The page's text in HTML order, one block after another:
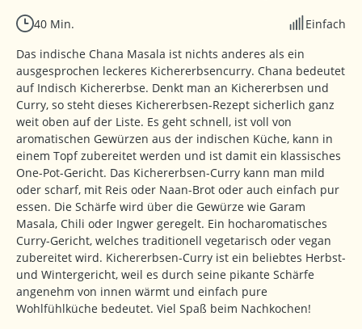
40 Min.
Einfach
Das indische Chana Masala ist nichts anderes als ein
ausgesprochen leckeres Kichererbsencurry. Chana bedeutet
auf Indisch Kichererbse. Denkt man an Kichererbsen und
Curry, so steht dieses Kichererbsen-Rezept sicherlich ganz
weit oben auf der Liste. Es geht schnell, ist voll von
aromatischen Gewürzen aus der indischen Küche, kann in
einem Topf zubereitet werden und ist damit ein klassisches
One-Pot-Gericht. Das Kichererbsen-Curry kann man mild
oder scharf, mit Reis oder Naan-Brot oder auch einfach pur
essen. Die Schärfe wird über die Gewürze wie Garam
Masala, Chili oder Ingwer geregelt. Ein hocharomatisches
Curry-Gericht, welches traditionell vegetarisch oder vegan
zubereitet wird. Kichererbsen-Curry ist ein beliebtes Herbst-
und Wintergericht, weil es durch seine pikante Schärfe
angenehm von innen wärmt und einfach pure
Wohlfühlküche bedeutet. Viel Spaß beim Nachkochen!